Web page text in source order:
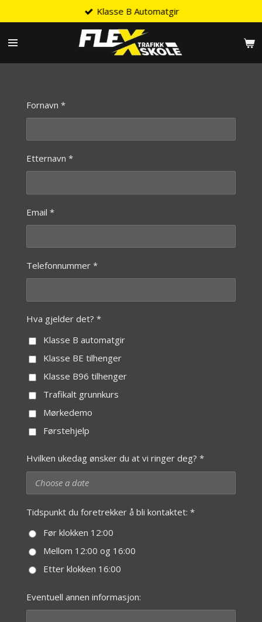
til
hovedinnhold
Klasse B Automatgir
Fornavn *
Etternavn *
Email *
Telefonnummer *
Hva gjelder det? *
Klasse B automatgir
Klasse BE tilhenger
Klasse B96 tilhenger
Trafikalt grunnkurs
Mørkedemo
Førstehjelp
Hvilken ukedag ønsker du at vi ringer deg? *
Tidspunkt du foretrekker å bli kontaktet: *
Før klokken 12:00
Mellom 12:00 og 16:00
Etter klokken 16:00
Eventuell annen informasjon: